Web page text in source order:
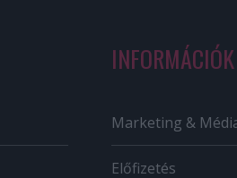
INFORMÁCIÓK
Marketing &
Előfizetés